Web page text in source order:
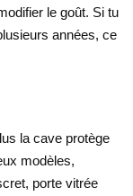
le goût. Si tu
années, ce
la cave protège
modèles,
porte vitrée